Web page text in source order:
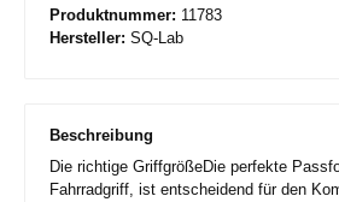
Produktnummer: 11783
Hersteller: SQ-Lab
Beschreibung
Die richtige GriffgrößeDie perfekte
Fahrradgriff, ist entscheidend für den